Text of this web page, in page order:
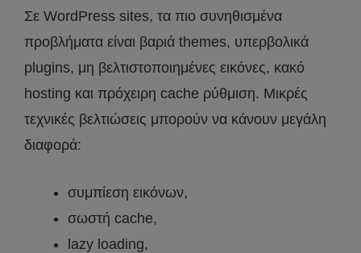
Σε WordPress sites, τα πιο συνηθισμένα
προβλήματα είναι βαριά themes, υπερβολικά
plugins, μη βελτιστοποιημένες εικόνες, κακό
hosting και πρόχειρη cache ρύθμιση. Μικρές
τεχνικές βελτιώσεις μπορούν να κάνουν μεγάλη
διαφορά:
συμπίεση εικόνων,
σωστή cache,
lazy loading,